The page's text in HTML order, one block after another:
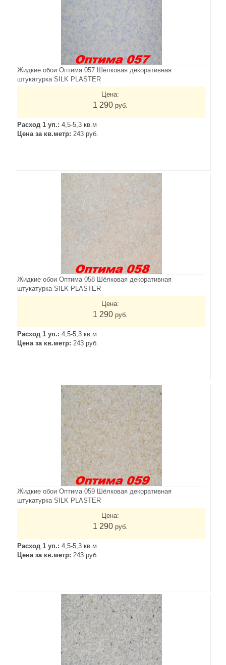
Жидкие обои Оптима 057 Шёлковая декоративная
штукатурка SILK PLASTER
Цена:
1 290 руб.
Расход 1 уп.: 4,5-5,3 кв.м
Цена за кв.метр: 243 руб.
Жидкие обои Оптима 058 Шёлковая декоративная
штукатурка SILK PLASTER
Цена:
1 290 руб.
Расход 1 уп.: 4,5-5,3 кв.м
Цена за кв.метр: 243 руб.
Жидкие обои Оптима 059 Шёлковая декоративная
штукатурка SILK PLASTER
Цена:
1 290 руб.
Расход 1 уп.: 4,5-5,3 кв.м
Цена за кв.метр: 243 руб.